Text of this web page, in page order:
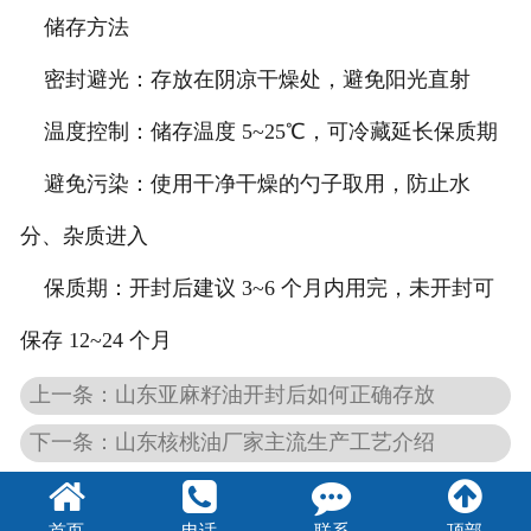
储存方法
密封避光：存放在阴凉干燥处，避免阳光直射
温度控制：储存温度 5~25℃，可冷藏延长保质期
避免污染：使用干净干燥的勺子取用，防止水
分、杂质进入
保质期：开封后建议 3~6 个月内用完，未开封可
保存 12~24 个月
上一条：山东亚麻籽油开封后如何正确存放
下一条：山东核桃油厂家主流生产工艺介绍